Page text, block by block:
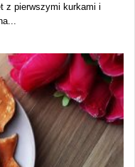
z pierwszymi kurkami i